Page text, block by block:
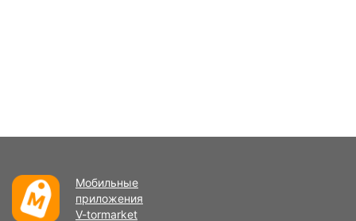
Мобильные
приложения
V-tormarket